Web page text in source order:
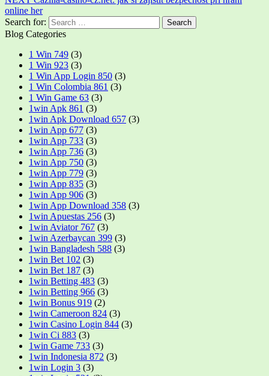
online her
Search for:
Blog Categories
1 Win 749 (3)
1 Win 923 (3)
1 Win App Login 850 (3)
1 Win Colombia 861 (3)
1 Win Game 63 (3)
1win Apk 861 (3)
1win Apk Download 657 (3)
1win App 677 (3)
1win App 733 (3)
1win App 736 (3)
1win App 750 (3)
1win App 779 (3)
1win App 835 (3)
1win App 906 (3)
1win App Download 358 (3)
1win Apuestas 256 (3)
1win Aviator 767 (3)
1win Azerbaycan 399 (3)
1win Bangladesh 588 (3)
1win Bet 102 (3)
1win Bet 187 (3)
1win Betting 483 (3)
1win Betting 966 (3)
1win Bonus 919 (2)
1win Cameroon 824 (3)
1win Casino Login 844 (3)
1win Ci 883 (3)
1win Game 733 (3)
1win Indonesia 872 (3)
1win Login 3 (3)